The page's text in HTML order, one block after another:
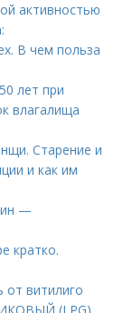
активностью
В чем польза
лет при
влагалища
Старение и
и как им
—
кратко.
от витилиго